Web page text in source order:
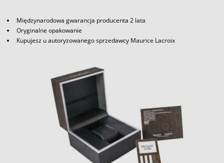
Międzynarodowa gwarancja producenta 2 lata
Oryginalne opakowanie
Kupujesz u autoryzowanego sprzedawcy Maurice Lacroix